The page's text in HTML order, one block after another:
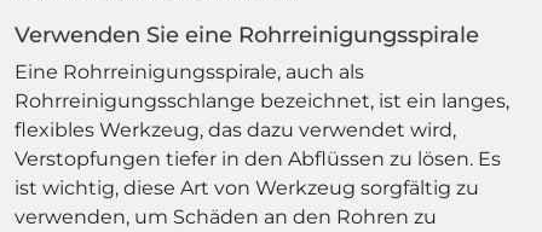
Verwenden Sie eine Rohrreinigungsspirale
Eine Rohrreinigungsspirale, auch als
Rohrreinigungsschlange bezeichnet, ist ein langes,
flexibles Werkzeug, das dazu verwendet wird,
Verstopfungen tiefer in den Abflüssen zu lösen. Es
ist wichtig, diese Art von Werkzeug sorgfältig zu
verwenden, um Schäden an den Rohren zu